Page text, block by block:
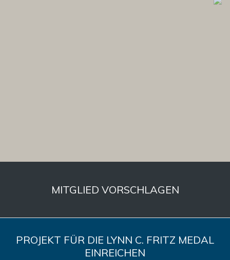
MITGLIED VORSCHLAGEN
PROJEKT FÜR DIE LYNN C. FRITZ MEDAL
EINREICHEN